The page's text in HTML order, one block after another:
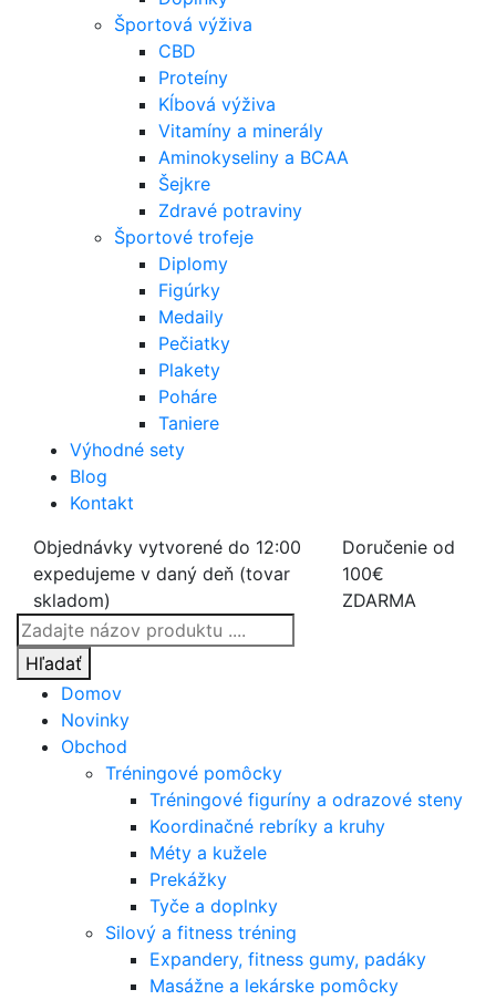
Športová výživa
CBD
Proteíny
Kĺbová výživa
Vitamíny a minerály
Aminokyseliny a BCAA
Šejkre
Zdravé potraviny
Športové trofeje
Diplomy
Figúrky
Medaily
Pečiatky
Plakety
Poháre
Taniere
Výhodné sety
Blog
Kontakt
Objednávky vytvorené do 12:00
expedujeme v daný deň (tovar
skladom)
Doručenie od
100€
ZDARMA
Products
search
Hľadať
Domov
Novinky
Obchod
Tréningové pomôcky
Tréningové figuríny a odrazové steny
Koordinačné rebríky a kruhy
Méty a kužele
Prekážky
Tyče a doplnky
Silový a fitness tréning
Expandery, fitness gumy, padáky
Masážne a lekárske pomôcky